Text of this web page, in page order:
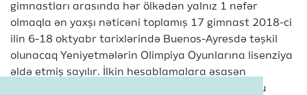
gimnastları arasında hər ölkədən yalnız 1 nəfər
olmaqla ən yaxşı nəticəni toplamış 17 gimnast 2018-ci
ilin 6-18 oktyabr tarixlərində Buenos-Ayresdə təşkil
olunacaq Yeniyetmələrin Olimpiya Oyunlarına lisenziya
əldə etmiş sayılır. İlkin hesablamalara əsasən
təmsilçimiz Səməd Məmmədli də ölkəmiz üçün bu